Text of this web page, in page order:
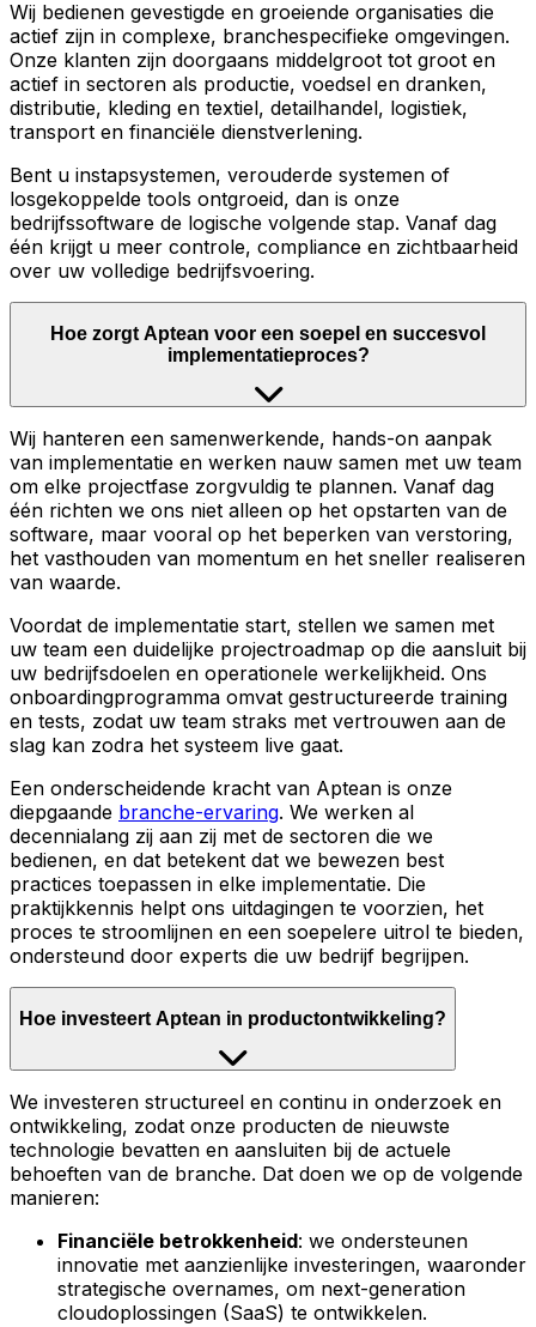
Wij bedienen gevestigde en groeiende organisaties die
actief zijn in complexe, branchespecifieke omgevingen.
Onze klanten zijn doorgaans middelgroot tot groot en
actief in sectoren als productie, voedsel en dranken,
distributie, kleding en textiel, detailhandel, logistiek,
transport en financiële dienstverlening.
Bent u instapsystemen, verouderde systemen of
losgekoppelde tools ontgroeid, dan is onze
bedrijfssoftware de logische volgende stap. Vanaf dag
één krijgt u meer controle, compliance en zichtbaarheid
over uw volledige bedrijfsvoering.
Hoe zorgt Aptean voor een soepel en succesvol
implementatieproces?
Wij hanteren een samenwerkende, hands-on aanpak
van implementatie en werken nauw samen met uw team
om elke projectfase zorgvuldig te plannen. Vanaf dag
één richten we ons niet alleen op het opstarten van de
software, maar vooral op het beperken van verstoring,
het vasthouden van momentum en het sneller realiseren
van waarde.
Voordat de implementatie start, stellen we samen met
uw team een duidelijke projectroadmap op die aansluit bij
uw bedrijfsdoelen en operationele werkelijkheid. Ons
onboardingprogramma omvat gestructureerde training
en tests, zodat uw team straks met vertrouwen aan de
slag kan zodra het systeem live gaat.
Een onderscheidende kracht van Aptean is onze
diepgaande branche-ervaring. We werken al
decennialang zij aan zij met de sectoren die we
bedienen, en dat betekent dat we bewezen best
practices toepassen in elke implementatie. Die
praktijkkennis helpt ons uitdagingen te voorzien, het
proces te stroomlijnen en een soepelere uitrol te bieden,
ondersteund door experts die uw bedrijf begrijpen.
Hoe investeert Aptean in productontwikkeling?
We investeren structureel en continu in onderzoek en
ontwikkeling, zodat onze producten de nieuwste
technologie bevatten en aansluiten bij de actuele
behoeften van de branche. Dat doen we op de volgende
manieren:
Financiële betrokkenheid: we ondersteunen
innovatie met aanzienlijke investeringen, waaronder
strategische overnames, om next-generation
cloudoplossingen (SaaS) te ontwikkelen.